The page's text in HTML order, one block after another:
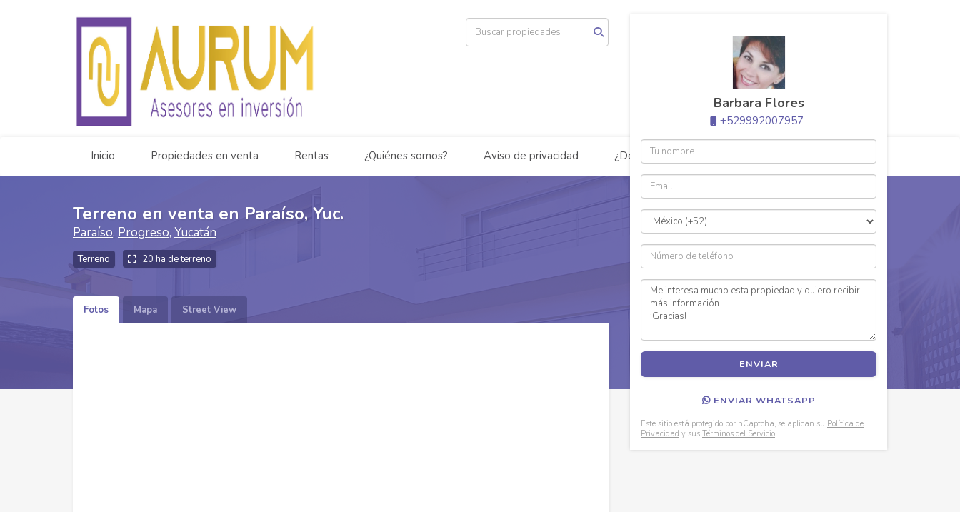
barbara.flores@aurummid.com
Inicio Propiedades en venta Rentas ¿Quiénes somos? Aviso de privacidad ¿Deseas vender?
Terreno en venta en Paraíso, Yuc.
Paraíso, Progreso, Yucatán
Terreno 20 ha de terreno
$600 MXN
Fotos Mapa Street View
Barbara Flores
+529992007957
ENVIAR WHATSAPP
Este sitio está protegido por hCaptcha, se aplican su Política de
Privacidad y sus Términos del Servicio.